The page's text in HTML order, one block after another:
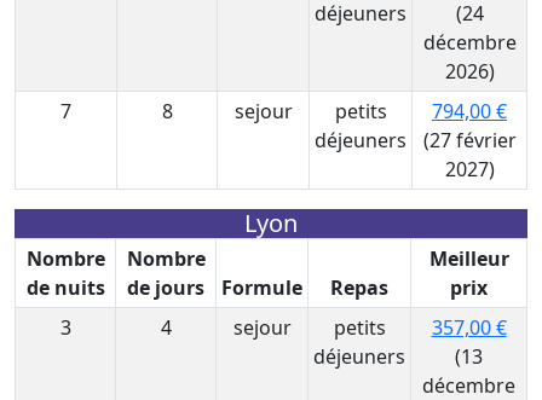
déjeuners
(24
décembre
2026)
7
8 sejour
petits
déjeuners
794,00 €
(27 février
2027)
Lyon
Nombre
de nuits
Nombre
de jours
Formule Repas
Meilleur
prix
3
4 sejour
petits
déjeuners
357,00 €
(13
décembre